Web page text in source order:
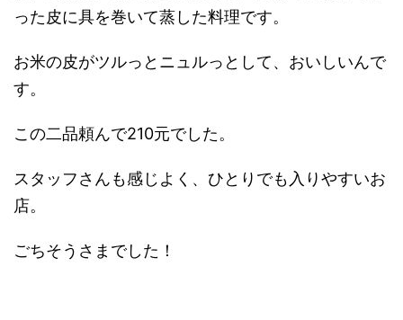
った皮に具を巻いて蒸した料理です。
お米の皮がツルっとニュルっとして、おいしいんで
す。
この二品頼んで210元でした。
スタッフさんも感じよく、ひとりでも入りやすいお
店。
ごちそうさまでした！